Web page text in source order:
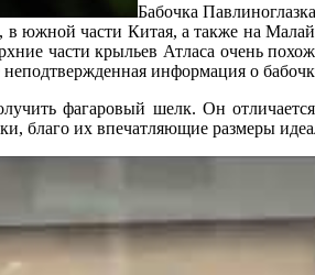
Бабочка
части Китая, а также на
части крыльев Атласа очень
информация о
фагаровый шелк. Он
благо их впечатляющие размеры